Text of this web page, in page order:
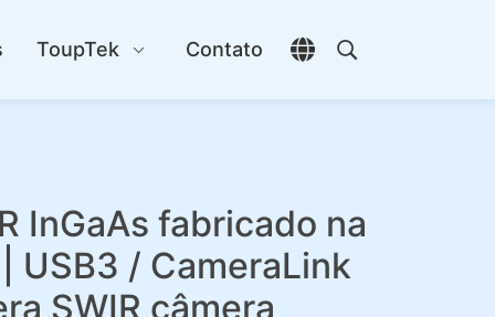
ToupTek Contato
Abrir seletor de
Abrir pesquisa
InGaAs fabricado na
USB3 / CameraLink
SWIR câmera